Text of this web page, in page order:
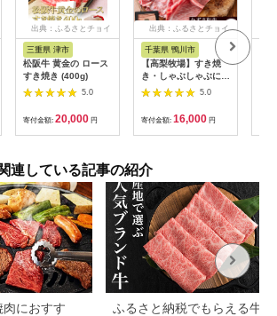
出典：ふるさとチョイ
ス
三重県 津市
松阪牛 黄金の ロース
すき焼き (400g)
5.0
寄付金額: 20,000 円
出典：ふるさとチョイ
千葉県 鴨川市
【高梨牧場】すき焼
き・しゃぶしゃぶに！
A５ランク『かずさ和
牛（黒毛和牛）』薄切
り肩ロース 300g
[0016-0019]
5.0
寄付金額: 16,000 円
連している記事の紹介
肉におすす
ふるさと納税でもらえる牛肉